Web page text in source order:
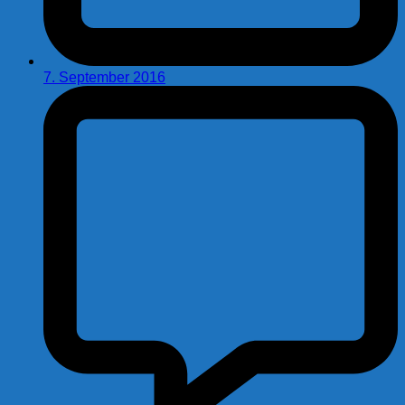
7. September 2016